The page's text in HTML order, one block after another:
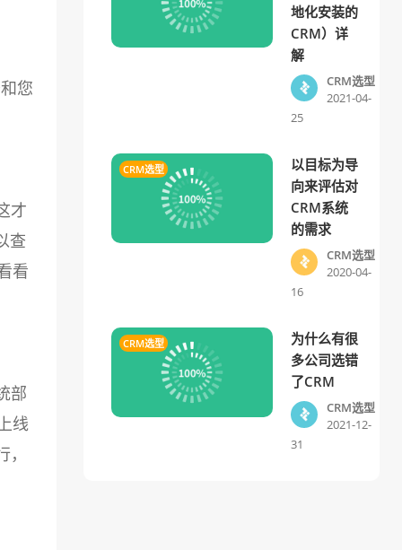
您
才
查
看
部
线
地化安装的
CRM）详
解
CRM选型
2021-04-
25
CRM选型
以目标为导
向来评估对
CRM系统
的需求
CRM选型
2020-04-
16
CRM选型
为什么有很
多公司选错
了CRM
CRM选型
2021-12-
31